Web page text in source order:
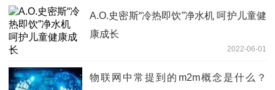
A.O.史密斯“冷热即饮”净水机 呵护儿童健
康成长
2022-06-01
物联网中常提到的m2m概念是什么？